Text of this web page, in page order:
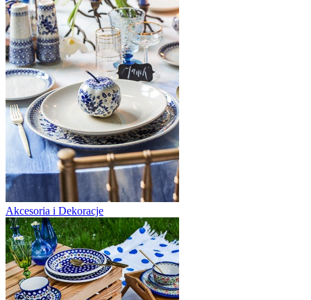
Akcesoria i Dekoracje